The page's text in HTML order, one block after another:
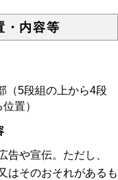
・内容等
（5段組の上から4段
置）
告や宣伝。ただし、
はそのおそれがあるも